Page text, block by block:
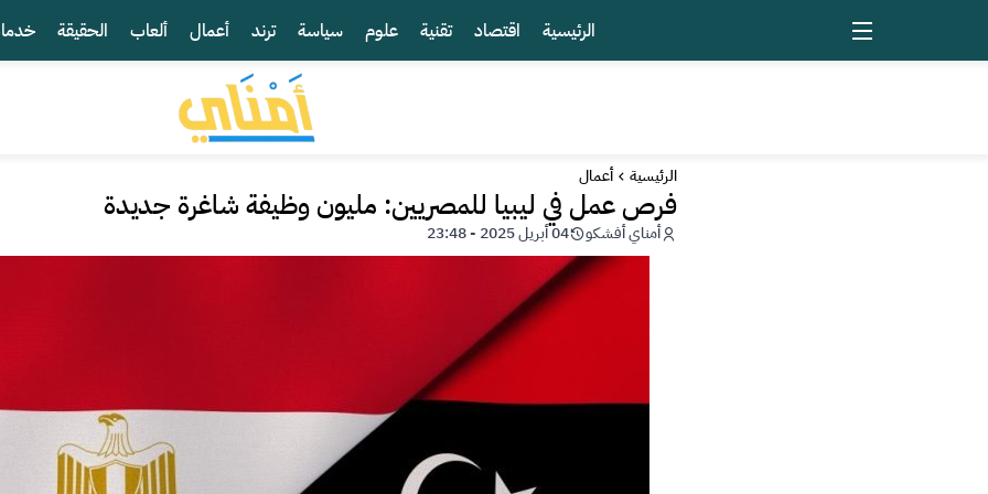
الرئيسية اقتصاد تقنية علوم سياسة ترند أعمال ألعاب الحقيقة
الرئيسية أعمال
فرص عمل في ليبيا للمصريين: مليون وظيفة شاغرة جديدة
أمناي أفشكو 04 أبريل 2025 - 23:48